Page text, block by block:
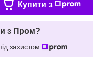
Купити з
з Пром?
захистом